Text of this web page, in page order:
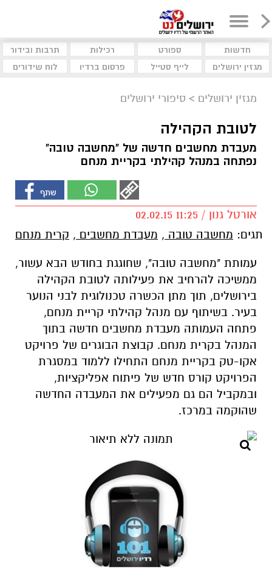
חדשות ספורט רכילות
תרבות ובידור
מגזין ירושלים
לייף סטייל פרסום ברדיו לוח שידורים
מגזין ירושלים > סיפורי ירושלים
לטובת הקהילה
מעבדת מחשבים חדשה של "מחשבה טובה"
נפתחה במנהל קהילתי בקריית מנחם
אורטל גנון / 11:25 02.02.15
תגים: מחשבה טובה , מעבדת מחשבים , קרית מנחם
עמותת "מחשבה טובה", שחוגגת בחודש הבא עשור,
ממשיכה להרחיב את פעילותה לטובת הקהילה
בירושלים, תוך מתן הכשרה טכנולוגית לבני הנוער
בעיר. בשיתוף עם מנהל קהילתי קריית מנחם,
פתחה העמותה מעבדת מחשבים חדשה בתוך
המנהל בקרית מנחם. קבוצת הבוגרים של פרויקט
אקו-טק בקריית מנחם התחילו ללמוד במסגרת
הפרויקט קורס חדש של פיתוח אפליקציות,
ובמקביל הם גם מפעילים את המעבדה החדשה
שהוקמה במרכז.